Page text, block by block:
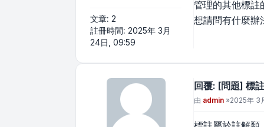
文章: 2
註冊時間: 2025年 3月
24日, 09:59
管理的其他標註
想請問有什麼辦
回覆: [問題] 標
文章
由 admin »2025年 3